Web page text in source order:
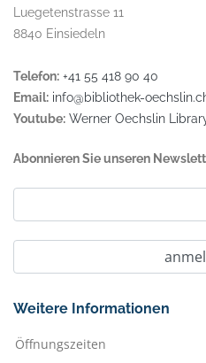
Luegetenstrasse 11
8840 Einsiedeln
Telefon: +41 55 418 90 40
Email: info@bibliothek-
Youtube: Werner Oechslin
Abonnieren Sie unseren
Weitere Informationen
Öffnungszeiten